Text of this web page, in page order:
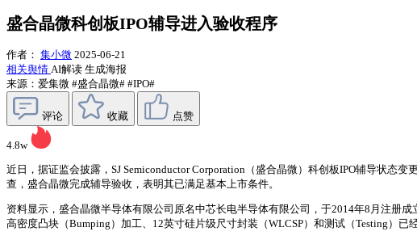
盛合晶微科创板IPO辅导进入验收程序
作者： 集小微 2025-06-21
相关舆情 AI解读 生成海报
来源：爱集微 #盛合晶微# #IPO#
评论 收藏 点赞
4.8w
近日，据证监会披露，SJ Semiconductor Corporation（盛合晶微）科创板IPO辅导状态
查，盛合晶微完成辅导验收，表明其已满足基本上市条件。
资料显示，盛合晶微半导体有限公司原名中芯长电半导体有限公司，于2014年8月注册
高密度凸块（Bumping）加工、12英寸硅片级尺寸封装（WLCSP）和测试（Testing）